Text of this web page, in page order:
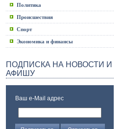
Политика
Происшествия
Спорт
Экономика и финансы
ПОДПИСКА НА НОВОСТИ И
АФИШУ
Ваш e-Mail адрес